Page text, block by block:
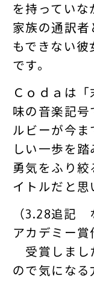
を持っていな
家族の通訳者
もできない
です。
Ｃｏｄａは
味の音楽記号
ルビーが今
しい一歩を踏
勇気をふり
イトルだと思
（3.28追記
アカデミー
受賞しまし
ので気になる